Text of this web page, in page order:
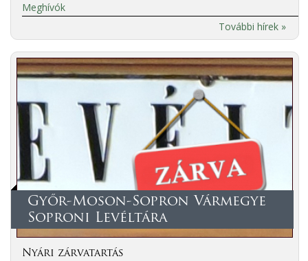
Meghívók
További hírek »
Győr-Moson-Sopron Vármegye
Soproni Levéltára
Nyári zárvatartás